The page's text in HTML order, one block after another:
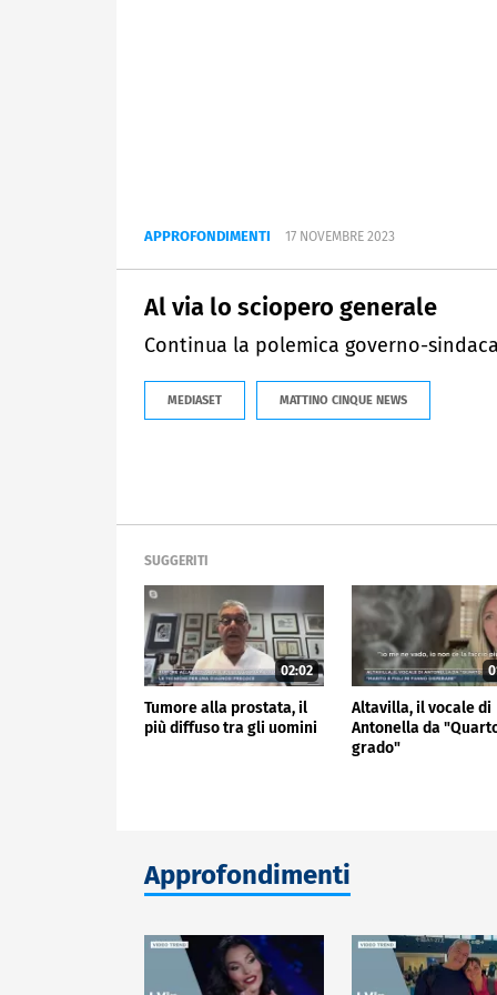
APPROFONDIMENTI 17 NOVEMBRE 2023
Al via lo sciopero generale
Continua la polemica governo-
MEDIASET MATTINO CINQUE NEWS
SUGGERITI
02:02
Tumore alla prostata, il
più diffuso tra gli uomini
Altavilla, il vocale di
Antonella da
grado"
Approfondimenti